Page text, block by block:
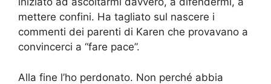
mettere confini. Ha tagliato sul nascere i
commenti dei parenti di Karen che provavano a
convincerci a “fare pace”.
Alla fine l’ho perdonato. Non perché abbia